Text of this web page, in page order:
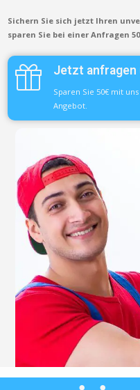
Sichern Sie sich jetzt Ihren
sparen Sie bei einer Anfragen
Jetzt anfragen
Sparen Sie 50€ mit
Angebot.